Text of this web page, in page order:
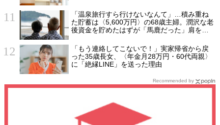
「温泉旅行すら行けないなんて」…積み重ね
た貯蓄は〈5,600万円〉の68歳主婦。潤沢な老
後資金を貯めたはずが「馬鹿だった」肩を落
「もう連絡してこないで！」実家帰省から戻
った35歳長女、〈年金月28万円・60代両親〉
に「絶縁LINE」を送った理由
Recommended by